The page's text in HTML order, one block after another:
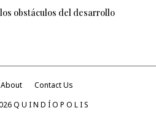
obstáculos del desarrollo
About
Contact Us
Q U I N D Í O P O L I S